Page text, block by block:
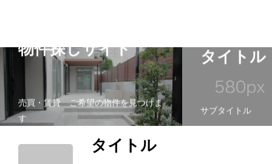
物件探しサイト
売買・賃貸 ご希望の物件を見つけま
す
タイトル
サブタイトル
タイトル